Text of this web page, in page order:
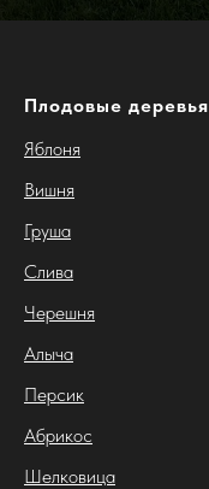
Плодовые деревья
Яблоня
Вишня
Груша
Слива
Черешня
Алыча
Персик
Абрикос
Шелковица